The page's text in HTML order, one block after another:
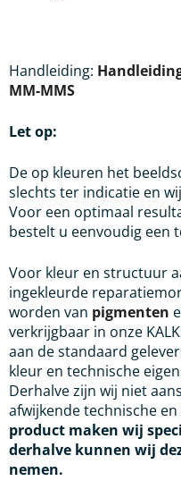
Handleiding:
MM-MMS
Let op:
De op kleuren het
slechts ter indicatie en
Voor een optimaal
bestelt u eenvoudig een
Voor kleur en structuur
ingekleurde
worden van pigmenten
verkrijgbaar in onze
aan de standaard
kleur en technische
Derhalve zijn wij niet
afwijkende technische
product maken wij
derhalve kunnen wij
nemen.